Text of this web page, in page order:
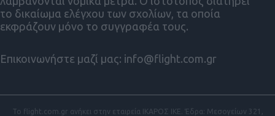
το δικαίωμα ελέγχου των σχολίων, τα οποία
εκφράζουν μόνο το συγγραφέα τους.
Επικοινωνήστε μαζί μας: info@flight.com.gr
Το flight.com.gr ανήκει στην εταιρεία ΙΚΑΡΟΣ ΙΚΕ. Έδρα: Μεσογείων 321,